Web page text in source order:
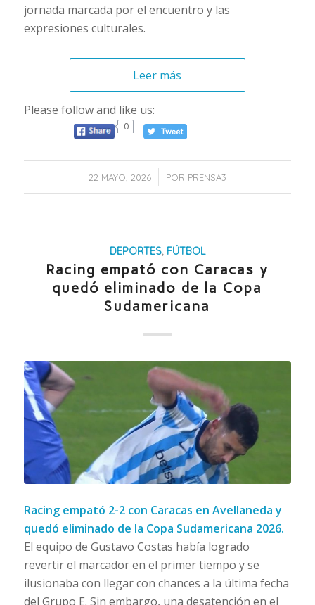
jornada marcada por el encuentro y las
expresiones culturales.
Leer más
Please follow and like us:
0
22 MAYO, 2026
/ POR PRENSA3
DEPORTES, FÚTBOL
Racing empató con Caracas y
quedó eliminado de la Copa
Sudamericana
Racing empató 2-2 con Caracas en Avellaneda y
quedó eliminado de la Copa Sudamericana 2026.
El equipo de Gustavo Costas había logrado
revertir el marcador en el primer tiempo y se
ilusionaba con llegar con chances a la última fecha
del Grupo E. Sin embargo, una desatención en el